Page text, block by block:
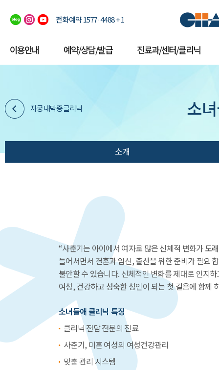
전화예약 1577·4488 + 1
이용안내 예약/상담/발급 진료과/센터/클리닉
자궁내막증클리닉 소
소개
“사춘기는 아이에서 여자로 많은 신체적 변화가 도
들어서면서 결혼과 임신, 출산을 위한 준비가 필요
불안할 수 있습니다. 신체적인 변화를 제대로 인지
여성, 건강하고 성숙한 성인이 되는 첫 걸음에 함께
소녀들애 클리닉 특징
클리닉 전담 전문의 진료
사춘기, 미혼 여성의 여성건강관리
맞춤 관리 시스템